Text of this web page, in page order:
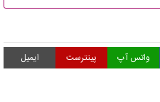
واتس آپ پینترست ایمیل